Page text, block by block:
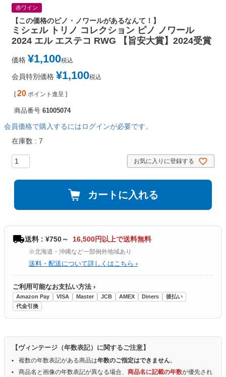
赤ワイン
【この価格のピノ・ノワールがあるなんて！】
ミシェル トリノ コレクション ピノ ノワール
2024 エル エステコ RWG 【旨安大賞】2024受賞
価格 ¥1,100税込
会員特別価格 ¥1,100税込
[ 20 ポイント進呈 ]
商品番号 61005074
会員価格で購入するにはログインが必要です。
在庫数
7
お気に入りに登録する
カートに入れる
送料 : ¥750～ 16,500円以上で送料無料
※北海道・沖縄など一部例外地域あり
送料・配送について詳しくはこちら ›
ご利用可能なお支払い方法 ›
Amazon Pay VISA Master JCB AMEX Diners
後払い
代金引換
【ヴィンテージ（年数表記）に関するご注意】
複数の年数表記がある商品は年数のご指定はできません。
商品名と画像の年数表記が異なる場合、 商品名に記載の年数が優先され